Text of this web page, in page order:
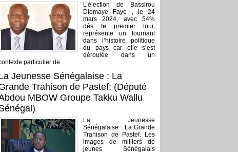
L’élection de Bassirou
Diomaye Faye , le 24
mars 2024, avec 54%
dès le premier tour,
représente un tournant
dans l’histoire politique
du pays car elle s’est
déroulée dans un
particulier de...
Jeunesse Sénégalaise : La
Trahison de Pastef: (Député
MBOW Groupe Takku Wallu
La Jeunesse
Sénégalaise : La Grande
Trahison de Pastef. Les
images de milliers de
jeunes Sénégalais